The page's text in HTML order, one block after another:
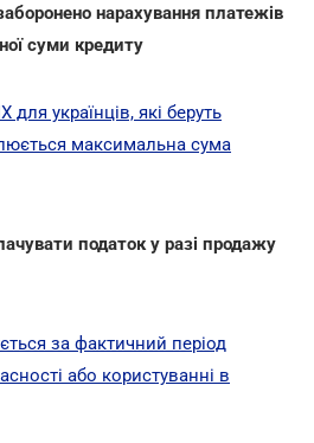
нарахування платежів
суми кредиту
українців, які беруть
максимальна сума
податок у разі продажу
за фактичний період
або користуванні в